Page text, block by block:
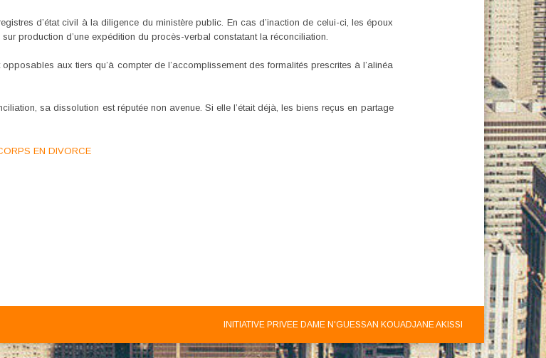
d’état civil à la diligence du ministère public. En cas d’inaction de celui-ci, les époux
production d’une expédition du procès-verbal constatant la réconciliation.
aux tiers qu’à compter de l’accomplissement des formalités prescrites à l’alinéa
sa dissolution est réputée non avenue. Si elle l’était déjà, les biens reçus en partage
EN DIVORCE
INITIATIVE PRIVEE DAME N'GUESSAN KOUADJANE AKISSI